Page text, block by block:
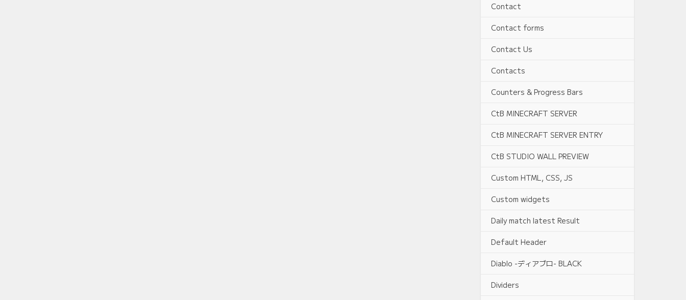
Contact
Contact forms
Contact Us
Contacts
Counters & Progress Bars
CtB MINECRAFT SERVER
CtB MINECRAFT SERVER ENTRY
CtB STUDIO WALL PREVIEW
Custom HTML, CSS, JS
Custom widgets
Daily match latest Result
Default Header
Diablo -ディアブロ- BLACK
Dividers